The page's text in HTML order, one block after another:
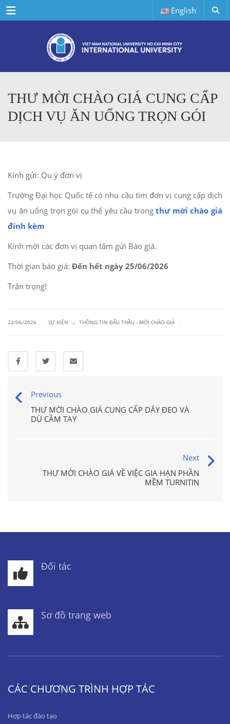
Menu English
THƯ MỜI CHÀO GIÁ CUNG CẤP
DỊCH VỤ ĂN UỐNG TRỌN GÓI
Kính gửi: Qu ý đơn vị
Trường Đại học Quốc tế có nhu cầu tìm đơn vị cung cấp dịch
vụ ăn uống trọn gói cụ thể yêu cầu trongthư mời chào giá
đính kèm
Kính mời các đơn vị quan tâm gửi Báo giá.
Thời gian báo giá: Đến hết ngày 25/06/2026
Trân trọng!
22/06/2026 SỰ KIỆN . THÔNG TIN ĐẤU THẦU - MỜI CHÀO GIÁ
Previous
THƯ MỜI CHÀO GIÁ CUNG CẤP DÂY ĐEO VÀ
DÙ CẦM TAY
Next
THƯ MỜI CHÀO GIÁ VỀ VIỆC GIA HẠN PHẦN
MỀM TURNITIN
Đối tác
Sơ đồ trang web
CÁC CHƯƠNG TRÌNH HỢP TÁC
Hợp tác đào tạo